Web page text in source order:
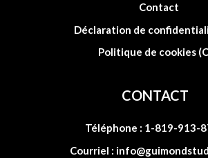
Contact
Déclaration de
Politique de cookies
CONTACT
Téléphone : 1-819-913-
Courriel :